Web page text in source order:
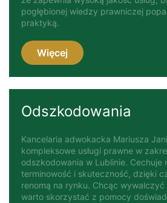
pogłębionej wiedzy prawniczej
praktyką.
Więcej
Odszkodowania
Kancelaria adwokacka Mariusza
kompleksowe usługi prawne w
odszkodowania w Lublinie. Cechuje
terminowość i skuteczność, dzięki
renomą na rynku. Chcąc
warto skorzystać z pomocy